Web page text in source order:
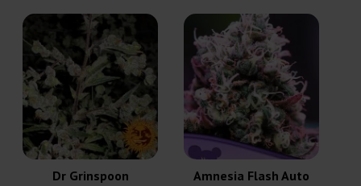
Dr Grinspoon Amnesia Flash Auto